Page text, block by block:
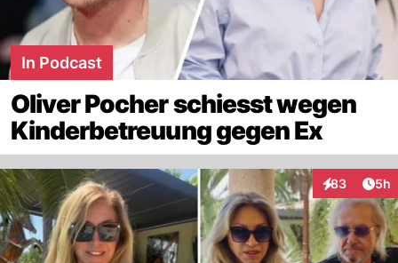
In Podcast
Oliver Pocher schiesst wegen
Kinderbetreuung gegen Ex
83
Interaktionen
5h